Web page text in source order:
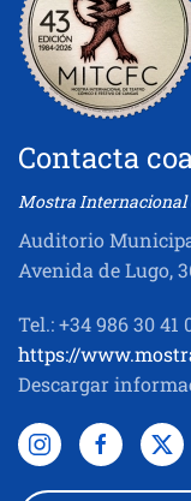
Contacta
Mostra Internacional
Auditorio
Avenida de Lugo,
Tel.: +34 986 30 41
https://
Descargar